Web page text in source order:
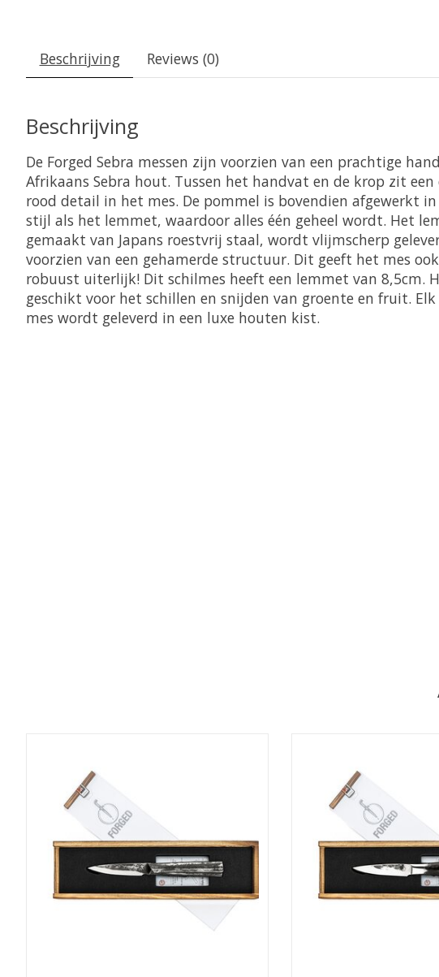
Beschrijving Reviews (0)
Beschrijving
De Forged Sebra messen zijn voorzien van een prachtige
Afrikaans Sebra hout. Tussen het handvat en de krop zit een
rood detail in het mes. De pommel is bovendien afgewerkt
stijl als het lemmet, waardoor alles één geheel wordt. Het
gemaakt van Japans roestvrij staal, wordt vlijmscherp
voorzien van een gehamerde structuur. Dit geeft het mes
robuust uiterlijk! Dit schilmes heeft een lemmet van 8,5cm.
geschikt voor het schillen en snijden van groente en fruit. Elk
mes wordt geleverd in een luxe houten kist.